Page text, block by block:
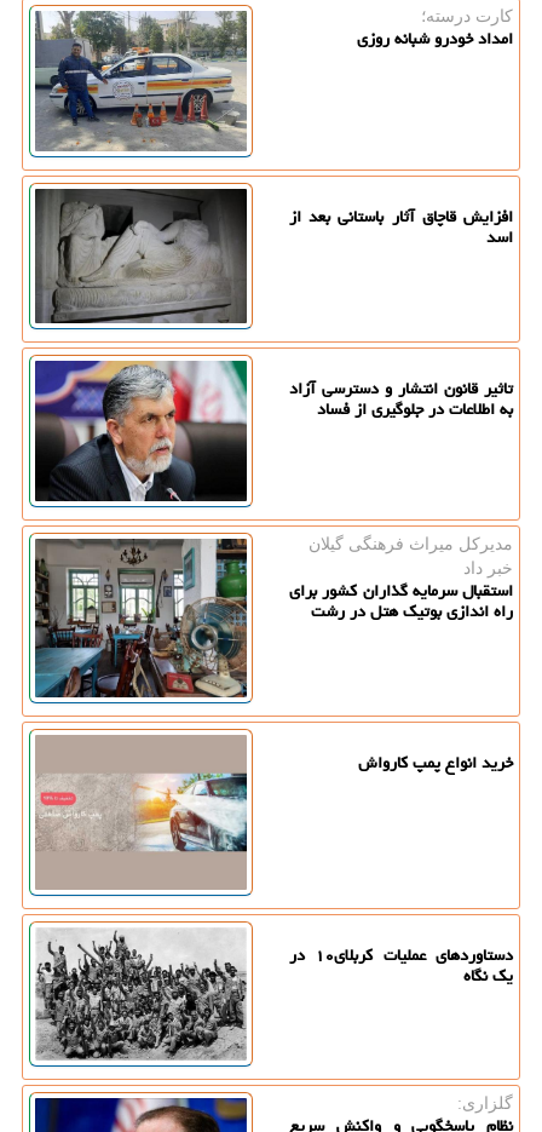
کارت درسته؛
امداد خودرو شبانه روزی
افزایش قاچاق آثار باستانی بعد از
اسد
تاثیر قانون انتشار و دسترسی آزاد
به اطلاعات در جلوگیری از فساد
مدیركل میراث فرهنگی گیلان
خبر داد
استقبال سرمایه گذاران کشور برای
راه اندازی بوتیک هتل در رشت
خرید انواع پمپ کارواش
دستاوردهای عملیات کربلای۱۰ در
یک نگاه
گلزاری:
نظام پاسخگویی و واکنش سریع